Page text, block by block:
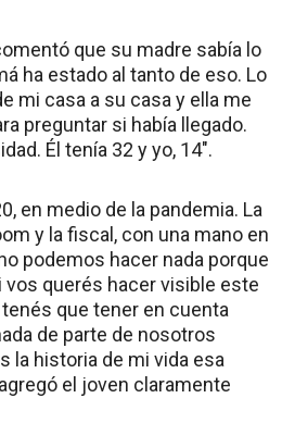
que su madre sabía lo
ha estado al tanto de eso. Lo
mi casa a su casa y ella me
preguntar si había llegado.
Él tenía 32 y yo, 14″.
en medio de la pandemia. La
y la fiscal, con una mano en
podemos hacer nada porque
vos querés hacer visible este
que tener en cuenta
de parte de nosotros
la historia de mi vida esa
agregó el joven claramente